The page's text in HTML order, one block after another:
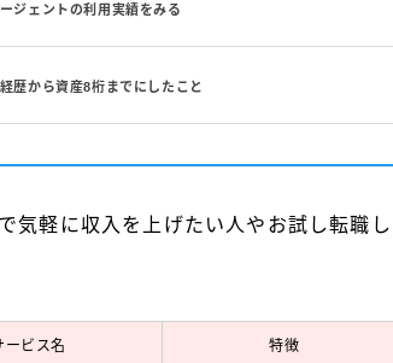
ジェントの利用実績をみる
歴から資産8桁までにしたこと
気軽に収入を上げたい人やお試し転職
ービス名 特徴